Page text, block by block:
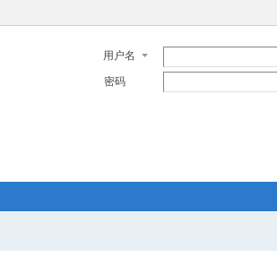
用户名
密码